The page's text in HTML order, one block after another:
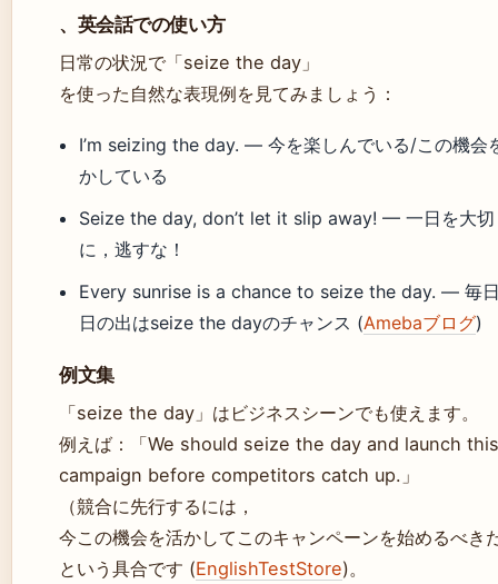
、英会話での使い方
日常の状況で「seize the day」
を使った自然な表現例を見てみましょう：
I’m seizing the day. — 今を楽しんでいる/この機会
かしている
Seize the day, don’t let it slip away! — 一日を大切
に，逃すな！
Every sunrise is a chance to seize the day. — 毎
日の出はseize the dayのチャンス (Amebaブログ)
例文集
「seize the day」はビジネスシーンでも使えます。
例えば：「We should seize the day and launch this
campaign before competitors catch up.」
（競合に先行するには，
今この機会を活かしてこのキャンペーンを始めるべき
という具合です (EnglishTestStore)。